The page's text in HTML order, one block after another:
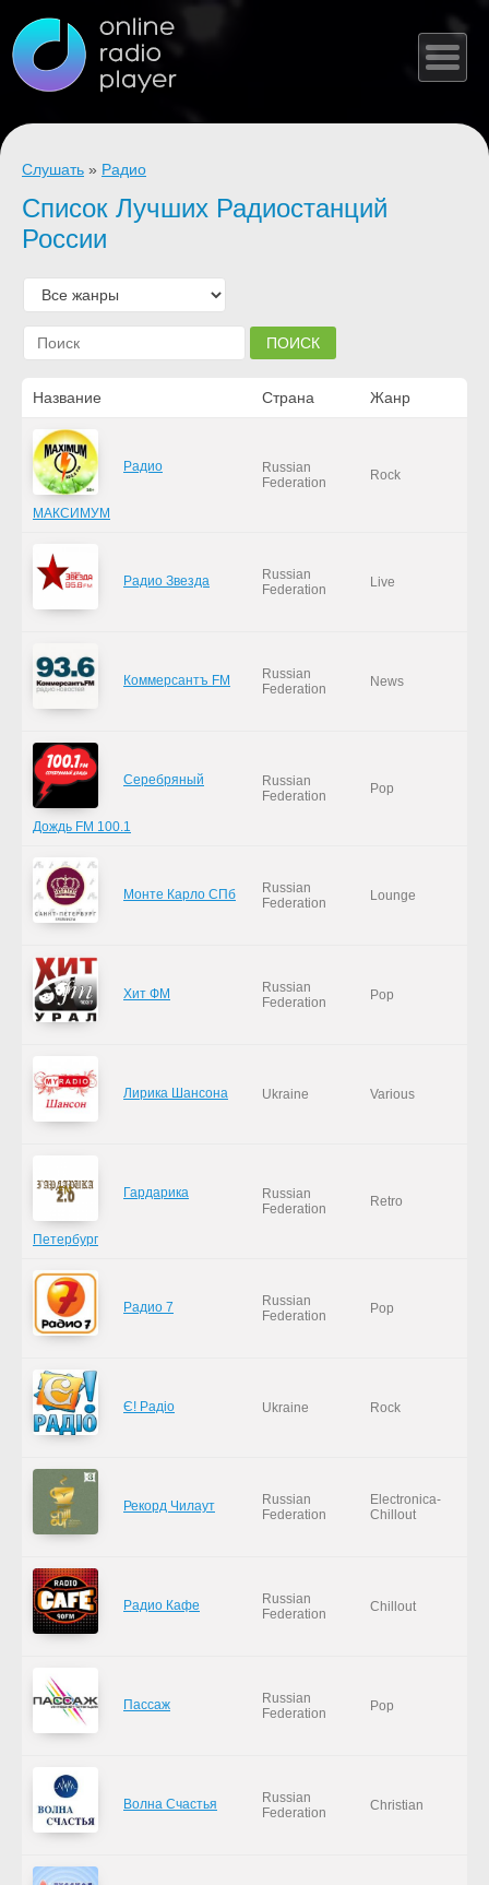
Слушать » Радио
Список Лучших Радиостанций
России
Название Страна Жанр
Радио
МАКСИМУМ
Russian
Federation
Rock
Радио Звезда
Russian
Federation
Live
Коммерсантъ FM
Russian
Federation
News
Серебряный
Дождь FM 100.1
Russian
Federation
Pop
Монте Карло СПб
Russian
Federation
Lounge
Хит ФМ
Russian
Federation
Pop
Лирика Шансона Ukraine Various
Гардарика
Петербург
Russian
Federation
Retro
Радио 7
Russian
Federation
Pop
Є! Радіо Ukraine Rock
Рекорд Чилаут
Russian
Federation
Electronica-
Chillout
Радио Кафе
Russian
Federation
Chillout
Пассаж
Russian
Federation
Pop
Волна Счастья
Russian
Federation
Christian